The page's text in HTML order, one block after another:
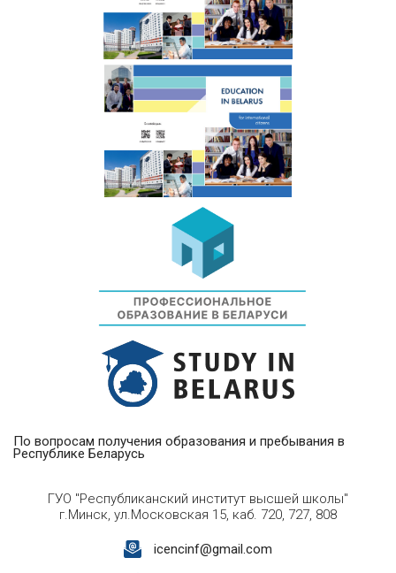
По вопросам получения образования и пребывания в
Республике Беларусь
ГУО "Республиканский институт высшей школы"
г.Минск, ул.Московская 15, каб. 720, 727, 808
icencinf@gmail.com